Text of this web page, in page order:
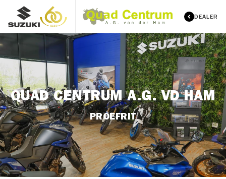
DEALER
QUAD CENTRUM A.G. VD HAM
PROEFRIT